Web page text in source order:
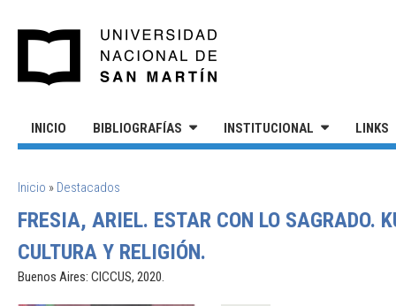
INICIO BIBLIOGRAFÍAS INSTITUCIONAL LINKS
SE ENCUENTRA USTED AQUÍ
Inicio » Destacados
FRESIA, ARIEL. ESTAR CON LO SAGRADO.
CULTURA Y RELIGIÓN.
Buenos Aires: CICCUS, 2020.